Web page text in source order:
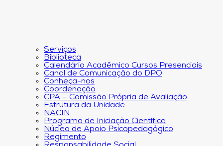
Serviços
Biblioteca
Calendário Acadêmico Cursos Presenciais
Canal de Comunicação do DPO
Conheça-nos
Coordenação
CPA – Comissão Própria de Avaliação
Estrutura da Unidade
NACIN
Programa de Iniciação Científica
Núcleo de Apoio Psicopedagógico
Regimento